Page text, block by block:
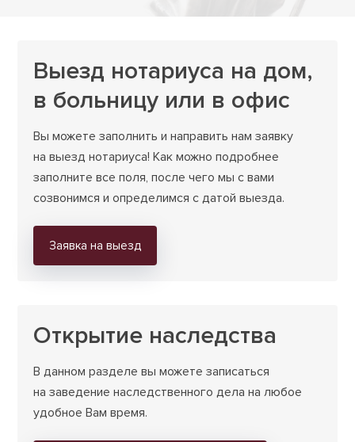
Выезд нотариуса на дом,
в больницу или в офис
Вы можете заполнить и направить нам заявку
на выезд нотариуса! Как можно подробнее
заполните все поля, после чего мы с вами
созвонимся и определимся с датой выезда.
Заявка на выезд
Открытие наследства
В данном разделе вы можете записаться
на заведение наследственного дела на любое
удобное Вам время.